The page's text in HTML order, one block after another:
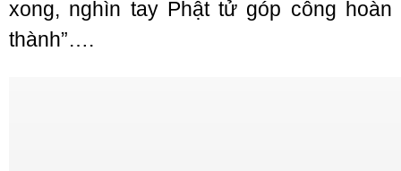
xong, nghìn tay Phật tử góp công hoàn
thành”….